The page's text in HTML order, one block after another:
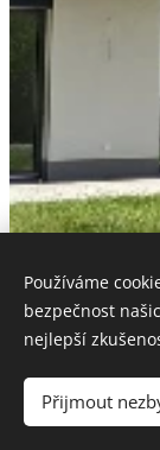
Používáme
bezpečnost
nejlepší
Přijmout